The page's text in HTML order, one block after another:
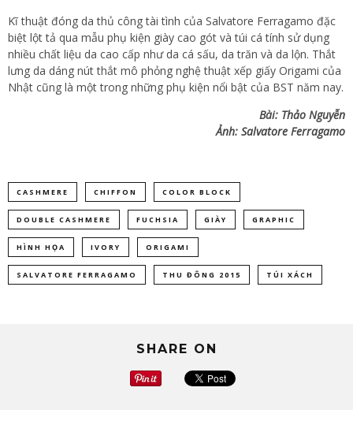
Kĩ thuật đóng da thủ công tài tình của Salvatore Ferragamo đặc
biệt lột tả qua mẫu phụ kiện giày cao gót và túi cá tính sử dụng
nhiều chất liệu da cao cấp như da cá sấu, da trăn và da lộn. Thắt
lưng da dáng nút thắt mô phỏng nghệ thuật xếp giấy Origami của
Nhật cũng là một trong những phụ kiện nổi bật của BST năm nay.
Bài: Thảo Nguyễn
Ảnh: Salvatore Ferragamo
CASHMERE CHIFFON COLOR BLOCK
DOUBLE CASHMERE FUCHSIA GIÀY GRAPHIC
HÌNH HỌA IVORY ORIGAMI
SALVATORE FERRAGAMO THU ĐÔNG 2015 TÚI XÁCH
SHARE ON